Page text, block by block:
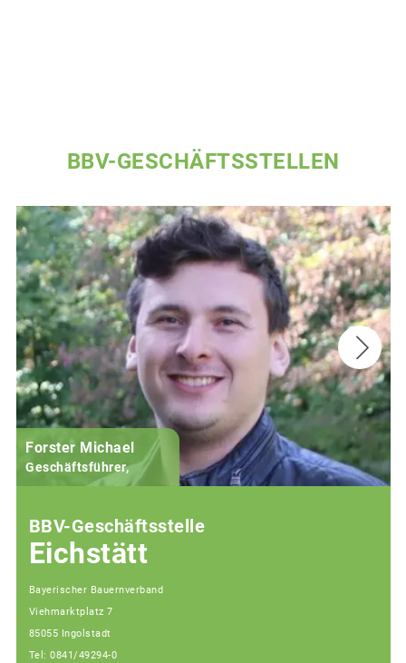
BBV-GESCHÄFTSSTELLEN
Forster Michael
Geschäftsführer,
BBV-Geschäftsstelle
Eichstätt
Bayerischer Bauernverband
Viehmarktplatz 7
85055 Ingolstadt
Tel: 0841/49294-0